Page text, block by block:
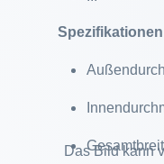
Das Bild kann